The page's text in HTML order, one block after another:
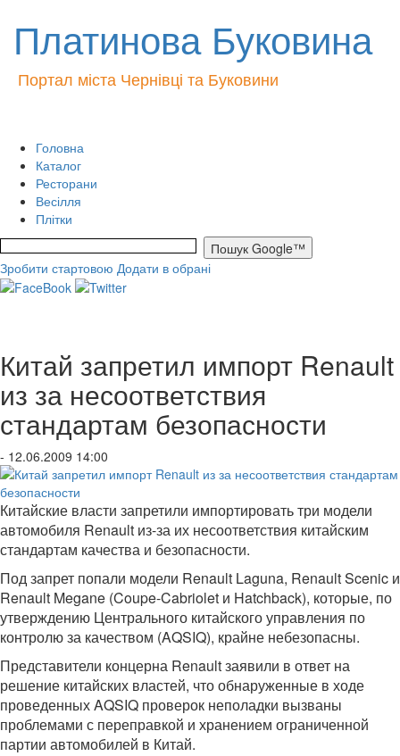
Платинова Буковина
Портал міста Чернівці та Буковини
Головна
Каталог
Ресторани
Весілля
Плітки
Зробити стартовою Додати в обрані
Китай запретил импорт Renault
из за несоответствия
стандартам безопасности
- 12.06.2009 14:00
Китайские власти запретили импортировать три модели
автомобиля Renault из-за их несоответствия китайским
стандартам качества и безопасности.
Под запрет попали модели Renault Laguna, Renault Scenic и
Renault Megane (Coupe-Cabriolet и Hatchback), которые, по
утверждению Центрального китайского управления по
контролю за качеством (AQSIQ), крайне небезопасны.
Представители концерна Renault заявили в ответ на
решение китайских властей, что обнаруженные в ходе
проведенных AQSIQ проверок неполадки вызваны
проблемами с переправкой и хранением ограниченной
партии автомобилей в Китай.